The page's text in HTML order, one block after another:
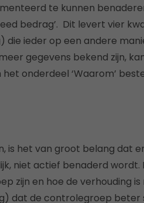
te kunnen
bedrag’. Dit levert vier
ieder op een andere
gegevens bekend zijn,
onderdeel ‘Waarom’
het van groot belang dat
niet actief benaderd wordt.
zijn en hoe de verhouding
dat de controlegroep beter